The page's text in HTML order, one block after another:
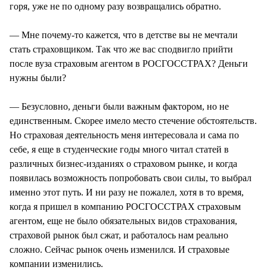
горя, уже не по одному разу возвращались обратно.
— Мне почему-то кажется, что в детстве вы не мечтали
стать страховщиком. Так что же вас сподвигло прийти
после вуза страховым агентом в РОСГОССТРАХ? Деньги
нужны были?
— Безусловно, деньги были важным фактором, но не
единственным. Скорее имело место стечение обстоятельств.
Но страховая деятельность меня интересовала и сама по
себе, я еще в студенческие годы много читал статей в
различных бизнес-изданиях о страховом рынке, и когда
появилась возможность попробовать свои силы, то выбрал
именно этот путь. И ни разу не пожалел, хотя в то время,
когда я пришел в компанию РОСГОССТРАХ страховым
агентом, еще не было обязательных видов страхования,
страховой рынок был сжат, и работалось нам реально
сложно. Сейчас рынок очень изменился. И страховые
компании изменились.